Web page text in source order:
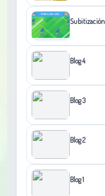
Blog 4
Blog 3
Blog 2
Blog 1